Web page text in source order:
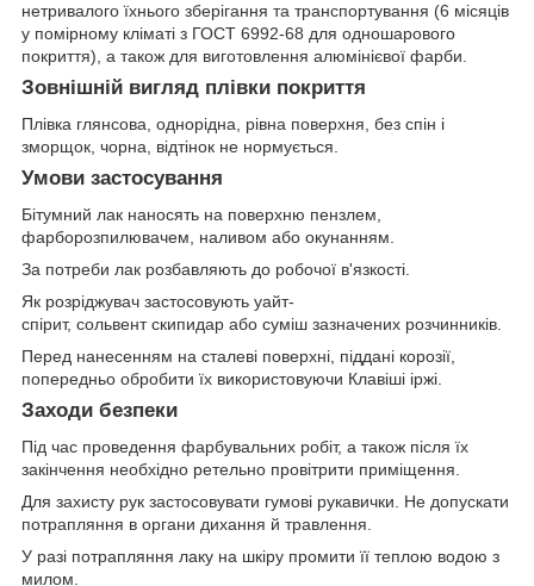
нетривалого їхнього зберігання та транспортування (6 місяців
у помірному кліматі з ГОСТ 6992-68 для одношарового
покриття), а також для виготовлення алюмінієвої фарби.
Зовнішній вигляд плівки покриття
Плівка глянсова, однорідна, рівна поверхня, без спін і
зморщок, чорна, відтінок не нормується.
Умови застосування
Бітумний лак наносять на поверхню пензлем,
фарборозпилювачем, наливом або окунанням.
За потреби лак розбавляють до робочої в'язкості.
Як розріджувач застосовують уайт-
спірит, сольвент скипидар або суміш зазначених розчинників.
Перед нанесенням на сталеві поверхні, піддані корозії,
попередньо обробити їх використовуючи Клавіші іржі.
Заходи безпеки
Під час проведення фарбувальних робіт, а також після їх
закінчення необхідно ретельно провітрити приміщення.
Для захисту рук застосовувати гумові рукавички. Не допускати
потрапляння в органи дихання й травлення.
У разі потрапляння лаку на шкіру промити її теплою водою з
милом.